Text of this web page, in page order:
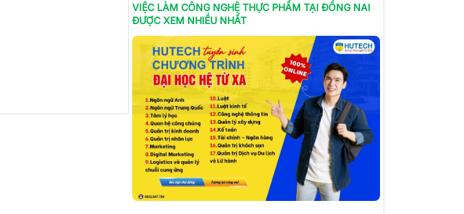
VIỆC LÀM CÔNG NGHỆ THỰC PHẨM TẠI ĐỒNG NAI
ĐƯỢC XEM NHIỀU NHẤT